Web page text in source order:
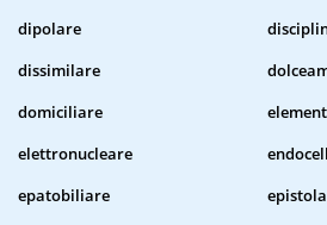
dipolare
dissimilare
domiciliare
elettronucleare
epatobiliare